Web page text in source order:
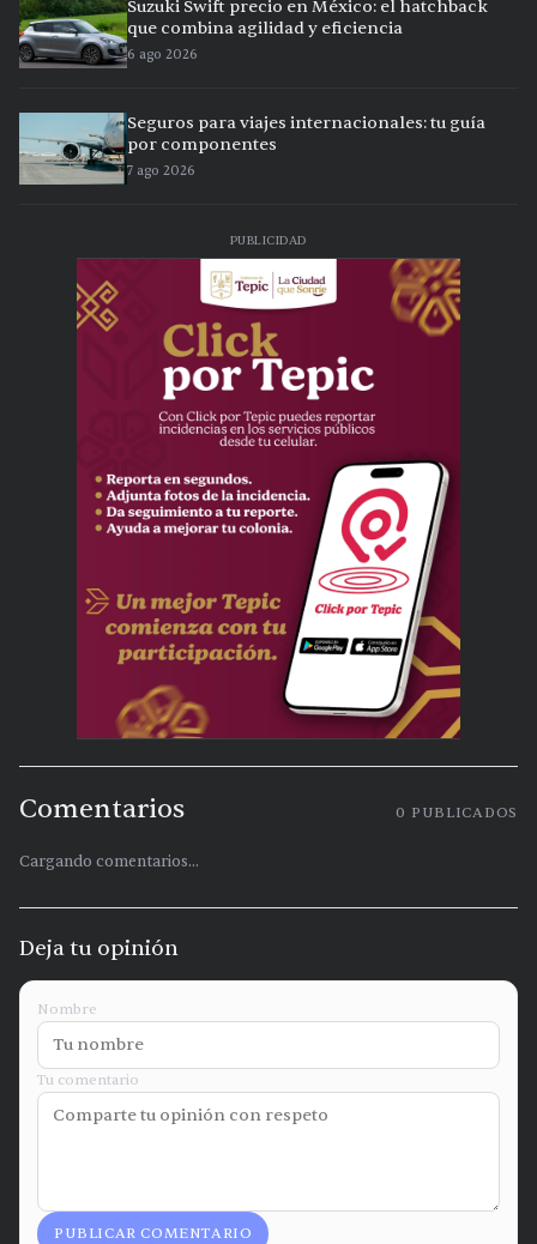
Suzuki Swift precio en México: el hatchback
que combina agilidad y eficiencia
6 ago 2026
Seguros para viajes internacionales: tu guía
por componentes
7 ago 2026
PUBLICIDAD
Comentarios 0 PUBLICADOS
Cargando comentarios...
Deja tu opinión
Nombre
Tu comentario
PUBLICAR COMENTARIO